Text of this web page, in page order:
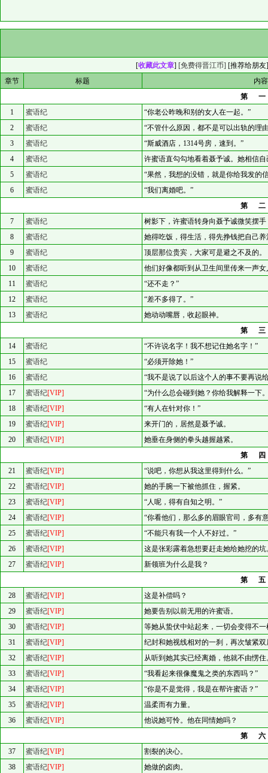
[收藏此文章] [免费得晋江币] [推荐给朋友
章节
标题
内
第
1
蜜语纪
“你老公昨晚和别的女人在一起。”
2
蜜语纪
“不管什么原因，都不是可以出轨的理
3
蜜语纪
“斯威酒店，1314号房，速到。”
4
蜜语纪
许蜜语直勾勾地看着聂予诚。她相信
5
蜜语纪
“果然，我想的没错，就是你给我发的
6
蜜语纪
“我们离婚吧。”
第
7
蜜语纪
树影下，许蜜语转身向聂予诚微笑摆手
8
蜜语纪
她得吃饭，得生活，得先挣钱把自己养
9
蜜语纪
顶层那位贵宾，大家可是避之不及的。
10
蜜语纪
他们好像都听到从卫生间里传来一声
11
蜜语纪
“还不走？”
12
蜜语纪
“差不多得了。”
13
蜜语纪
她动动嘴唇，收起眼神。
第
14
蜜语纪
“不许说名字！我不想记住她名字！”
15
蜜语纪
“必须开除她！”
16
蜜语纪
“我不是说了以后这个人的事不要再说
17
蜜语纪[VIP]
“为什么总会碰到她？你给我解释一下
18
蜜语纪[VIP]
“有人在针对你！”
19
蜜语纪[VIP]
来开门的，居然是聂予诚。
20
蜜语纪[VIP]
她垂在身侧的拳头越握越紧。
第
21
蜜语纪[VIP]
“说吧，你想从我这里得到什么。”
22
蜜语纪[VIP]
她的手腕一下被他抓住，握紧。
23
蜜语纪[VIP]
“人呢，得有自知之明。”
24
蜜语纪[VIP]
“你看他们，那么多的眉眼官司，多有
25
蜜语纪[VIP]
“不能只有我一个人不好过。”
26
蜜语纪[VIP]
这是张彩露着急想要赶走她给她挖的坑
27
蜜语纪[VIP]
新领班为什么是我？
第
28
蜜语纪[VIP]
这是补偿吗？
29
蜜语纪[VIP]
她要告别以前无用的许蜜语。
30
蜜语纪[VIP]
等她从蛰伏中站起来，一切会变得不一
31
蜜语纪[VIP]
纪封和她视线相对的一刹，再次皱紧双
32
蜜语纪[VIP]
从听到她其实已经离婚，他就不由愣住
33
蜜语纪[VIP]
“我看起来很像魔鬼之类的东西吗？”
34
蜜语纪[VIP]
“你是不是觉得，我是在帮许蜜语？”
35
蜜语纪[VIP]
温柔而有力量。
36
蜜语纪[VIP]
他说她可怜。他在同情她吗？
第
37
蜜语纪[VIP]
割裂的决心。
38
蜜语纪[VIP]
她做的卤肉。